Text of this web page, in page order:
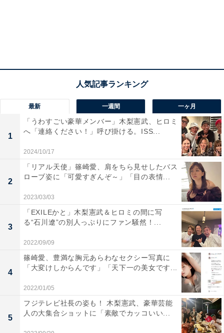
最新 一週間 一ヶ月
1
「うわすごい豪華メンバー」木梨憲武、ヒロミ
へ「連絡ください！」呼び掛ける。ISS...
2024/10/17
2
「リアル天使」篠崎愛、肩をちら見せしたバス
ローブ姿に「可愛すぎんぞ～」「目の表情...
2023/03/03
3
「EXILEかと」木梨憲武＆ヒロミの間に写
る“石川遼”の別人っぷりにファン騒然！...
2022/09/09
4
篠崎愛、豊満な胸元あらわなセクシー写真に
「大変けしからんです」「天下一の美女です...
2022/01/05
5
フジテレビ社長の姿も！ 木梨憲武、豪華芸能
人の大集合ショットに「素敵でカッコいい...